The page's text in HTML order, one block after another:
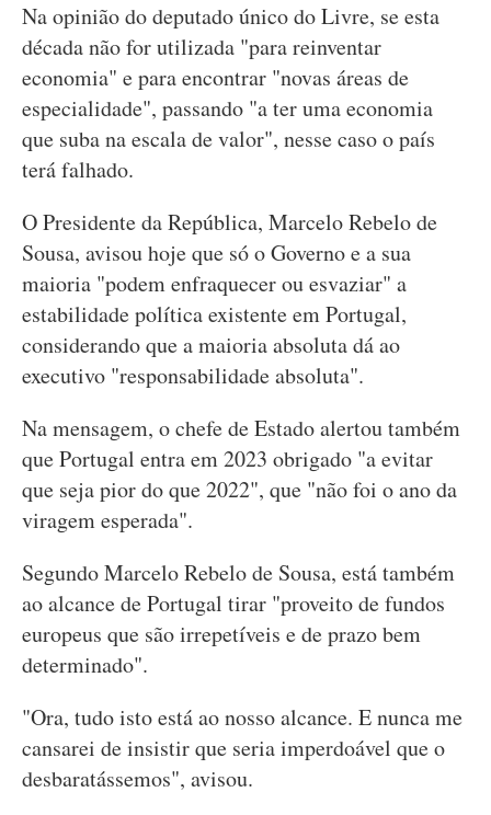
Na opinião do deputado único do Livre, se esta
década não for utilizada "para reinventar
economia" e para encontrar "novas áreas de
especialidade", passando "a ter uma economia
que suba na escala de valor", nesse caso o país
terá falhado.
O Presidente da República, Marcelo Rebelo de
Sousa, avisou hoje que só o Governo e a sua
maioria "podem enfraquecer ou esvaziar" a
estabilidade política existente em Portugal,
considerando que a maioria absoluta dá ao
executivo "responsabilidade absoluta".
Na mensagem, o chefe de Estado alertou também
que Portugal entra em 2023 obrigado "a evitar
que seja pior do que 2022", que "não foi o ano da
viragem esperada".
Segundo Marcelo Rebelo de Sousa, está também
ao alcance de Portugal tirar "proveito de fundos
europeus que são irrepetíveis e de prazo bem
determinado".
"Ora, tudo isto está ao nosso alcance. E nunca me
cansarei de insistir que seria imperdoável que o
desbaratássemos", avisou.